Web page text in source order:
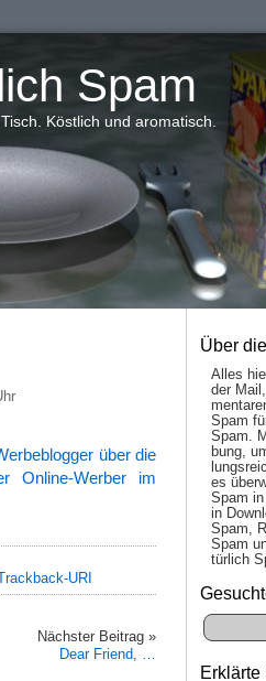
Spam
Köstlich und aromatisch.
über die
Online-Werber im
URI
Nächster Beitrag »
Dear Friend, …
Über
Alles
der
Spam
Spam.
bung,
es
Spam
in
Spam,
Spam
tür­lich
Erklärte